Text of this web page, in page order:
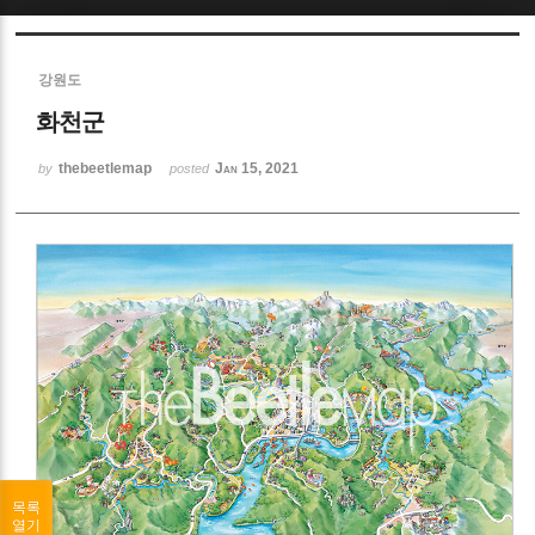
강원도
화천군
by thebeetlemap posted Jan 15, 2021
목록
열기
Sketchbook5, 스케치북5
Sketchbook5, 스케치북5